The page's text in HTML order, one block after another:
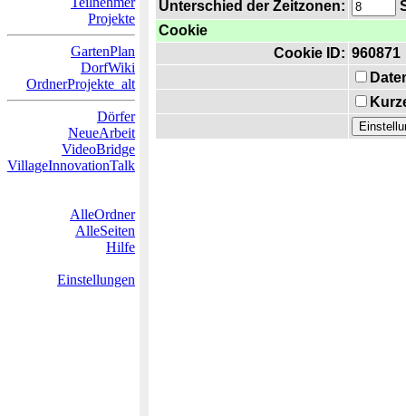
Projekte
GartenPlan
DorfWiki
OrdnerProjekte_alt
Dörfer
NeueArbeit
VideoBridge
VillageInnovationTalk
AlleOrdner
AlleSeiten
Hilfe
Einstellungen
Unterschied der Zeitzonen:
Cookie
Cookie ID: 960871